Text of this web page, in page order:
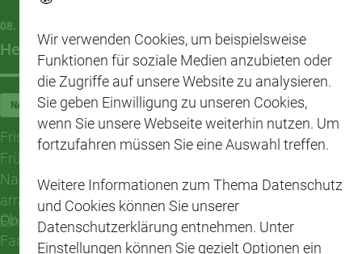
08. MAI 2026
Hello Spring im CAP-Markt Naumburg
NAUMBURG/SAALE
Frische Blumen, leuchtende Farben und der Duft des
Frühlings ziehen aktuell durch den CAP-Markt
Naumburg. Zwischen bunten Blüten, liebevoll
arrangierten Pflanzen und frischen Sträußen wird der
Einkauf direkt ein bisschen fröhlicher.
Ob für den Balkon, den Garten oder einfach als kleiner
Farbtupfer für Zuhause – die Auswahl bringt den Frühling
Wir verwenden Cookies, um beispielsweise
Funktionen für soziale Medien anzubieten oder
die Zugriffe auf unsere Website zu analysieren.
Sie geben Einwilligung zu unseren Cookies,
wenn Sie unsere Webseite weiterhin nutzen. Um
fortzufahren müssen Sie eine Auswahl treffen.
Weitere Informationen zum Thema Datenschutz
und Cookies können Sie unserer
Datenschutzerklärung entnehmen. Unter
Einstellungen können Sie gezielt Optionen ein